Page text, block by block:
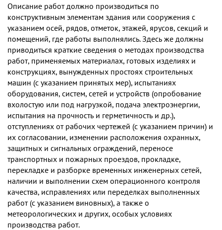
Описание работ должно производиться по
конструктивным элементам здания или сооружения с
указанием осей, рядов, отметок, этажей, ярусов, секций и
помещений, где работы выполнялись. Здесь же должны
приводиться краткие сведения о методах производства
работ, применяемых материалах, готовых изделиях и
конструкциях, вынужденных простоях строительных
машин (с указанием принятых мер), испытаниях
оборудования, систем, сетей и устройств (опробование
вхолостую или под нагрузкой, подача электроэнергии,
испытания на прочность и герметичность и др.),
отступлениях от рабочих чертежей (с указанием причин) и
их согласовании, изменении расположения охранных,
защитных и сигнальных ограждений, переносе
транспортных и пожарных проездов, прокладке,
перекладке и разборке временных инженерных сетей,
наличии и выполнении схем операционного контроля
качества, исправлениях или переделках выполненных
работ (с указанием виновных), а также о
метеорологических и других, особых условиях
производства работ.